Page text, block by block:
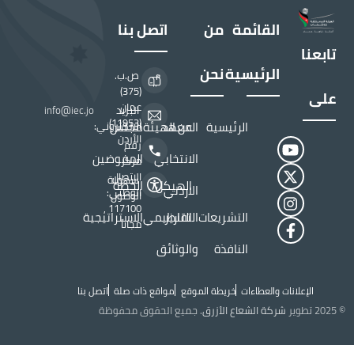
تابعنا
على
القائمة
الرئيسية
الرئيسية المعهد
الانتخابي
الاردني
التشريعات
النافذة
التقارير
والوثائق
من
نحن
عن الهيئةمجلس
المفوضين
الهيكل
التنظيمي
الخطة
الاستراتيجية
اتصل بنا
ص.ب.
(375)
عمان
(11953)
الأردن
البريد
الالكتروني:
info@iec.jo
رقم
مركز
الاتصال
الوطني:
117100 ,
مجاناً
سهولة
الوصول
Top Header menu
الإعلانات والعطاءات خريطة الموقع مواقع ذات صلة اتصل بنا
© 2025 تطوير شركة الشعاع الأزرق. جميع الحقوق محفوظة